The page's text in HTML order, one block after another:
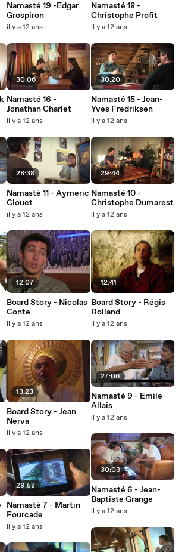
Namasté 19 -Edgar
Grospiron
il y a 12 ans
30:06
Namasté 16 -
Jonathan Charlet
il y a 12 ans
28:38
Namasté 11 - Aymeric
Clouet
il y a 12 ans
12:07
Board Story - Nicolas
Conte
il y a 12 ans
13:23
Board Story - Jean
Nerva
il y a 12 ans
29:58
Namasté 7 - Martin
Fourcade
il y a 12 ans
Namasté 18 -
Christophe Profit
il y a 12 ans
30:20
Namasté 15 - Jean-
Yves Fredriksen
il y a 12 ans
29:44
Namasté 10 -
Christophe Dumarest
il y a 12 ans
12:41
Board Story - Régis
Rolland
il y a 12 ans
27:06
Namasté 9 - Emile
Allais
il y a 12 ans
30:03
Namasté 6 - Jean-
Baptiste Grange
il y a 12 ans